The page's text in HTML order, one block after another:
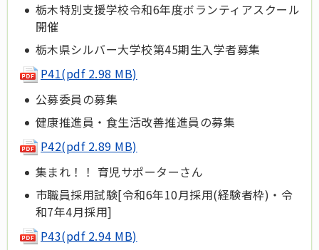
栃木特別支援学校令和6年度ボランティアスクール
開催
栃木県シルバー大学校第45期生入学者募集
P41(pdf 2.98 MB)
公募委員の募集
健康推進員・食生活改善推進員の募集
P42(pdf 2.89 MB)
集まれ！！ 育児サポーターさん
市職員採用試験[令和6年10月採用(経験者枠)・令
和7年4月採用]
P43(pdf 2.94 MB)